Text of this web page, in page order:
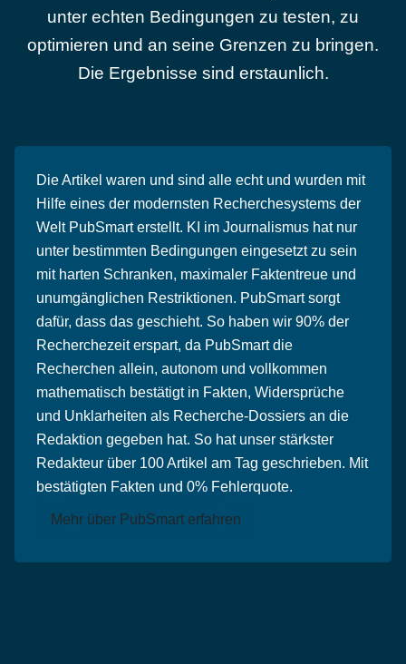
unter echten Bedingungen zu testen, zu
optimieren und an seine Grenzen zu bringen.
Die Ergebnisse sind erstaunlich.
Die Artikel waren und sind alle echt und wurden mit
Hilfe eines der modernsten Recherchesystems der
Welt PubSmart erstellt. KI im Journalismus hat nur
unter bestimmten Bedingungen eingesetzt zu sein
mit harten Schranken, maximaler Faktentreue und
unumgänglichen Restriktionen. PubSmart sorgt
dafür, dass das geschieht. So haben wir 90% der
Recherchezeit erspart, da PubSmart die
Recherchen allein, autonom und vollkommen
mathematisch bestätigt in Fakten, Widersprüche
und Unklarheiten als Recherche-Dossiers an die
Redaktion gegeben hat. So hat unser stärkster
Redakteur über 100 Artikel am Tag geschrieben. Mit
bestätigten Fakten und 0% Fehlerquote.
Mehr über PubSmart erfahren